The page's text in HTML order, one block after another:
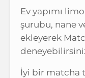
Ev yapımı
şurubu, nane
ekleyerek
İyi bir matcha